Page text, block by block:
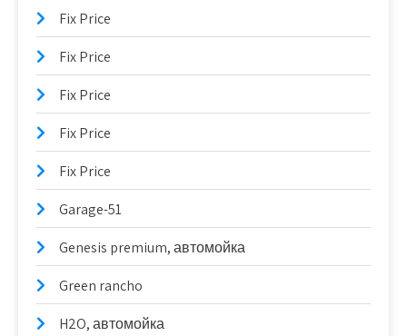
Fix Price
Fix Price
Fix Price
Fix Price
Fix Price
Garage-51
Genesis premium, автомойка
Green rancho
H2O, автомойка